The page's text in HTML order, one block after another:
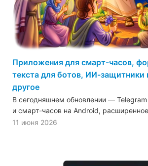
Приложения для смарт-часов,
текста для ботов, ИИ-защитники
другое
В сегодняшнем обновлении —
и смарт-часов на Android,
11 июня 2026